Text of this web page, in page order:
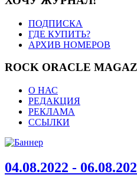
ПОДПИСКА
ГДЕ КУПИТЬ?
АРХИВ НОМЕРОВ
ROCK ORACLE
О НАС
РЕДАКЦИЯ
РЕКЛАМА
ССЫЛКИ
04.08.2022 -